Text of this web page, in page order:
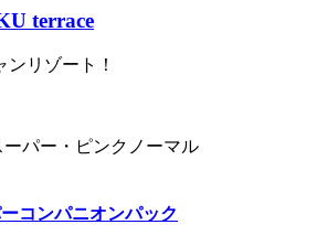
terrace
リゾート！
ーパー・ピンク ノーマル
コンパニオンパック